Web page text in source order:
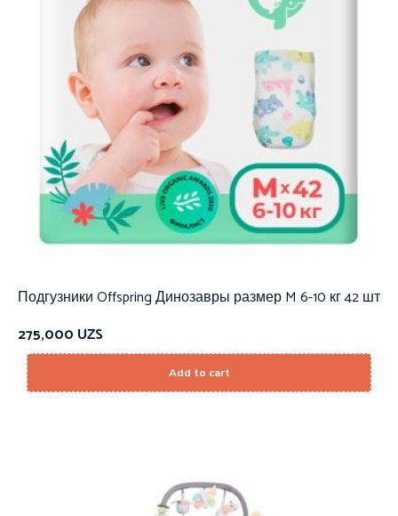
Подгузники Offspring Динозавры размер M 6-10 кг 42 шт
275,000 UZS
Add to cart